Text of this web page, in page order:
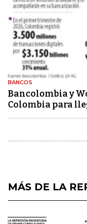
BANCOS
Bancolombia y
Colombia para
MÁS DE LA